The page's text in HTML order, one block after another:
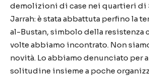
demolizioni di case nei quartieri di
Jarrah: è stata abbattuta perfino la
al-Bustan, simbolo della resistenza
volte abbiamo incontrato. Non
novità. Lo abbiamo denunciato per
solitudine insieme a poche